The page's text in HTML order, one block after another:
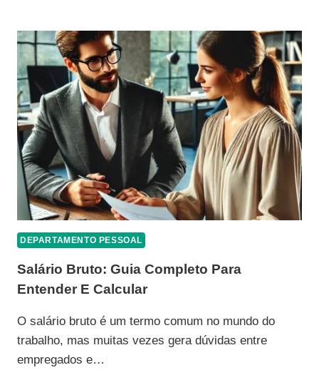
VOCÊ
PRECISA
SABER
SOBRE
PRO
LABORE
PARA
UMA
GESTÃO
EMPRESARIAL
EFICIENTE
DEPARTAMENTO PESSOAL
Salário Bruto: Guia Completo Para
Entender E Calcular
O salário bruto é um termo comum no mundo do
trabalho, mas muitas vezes gera dúvidas entre
empregados e…